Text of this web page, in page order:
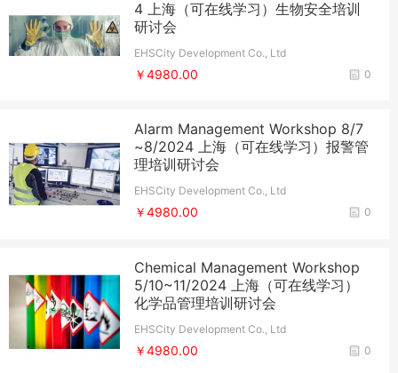
4 上海（可在线学习）生物安全培训
研讨会
EHSCity Development Co., Ltd
0
￥4980.00
Alarm Management Workshop 8/7
~8/2024 上海（可在线学习）报警管
理培训研讨会
EHSCity Development Co., Ltd
0
￥4980.00
Chemical Management Workshop
5/10~11/2024 上海（可在线学习）
化学品管理培训研讨会
EHSCity Development Co., Ltd
0
￥4980.00